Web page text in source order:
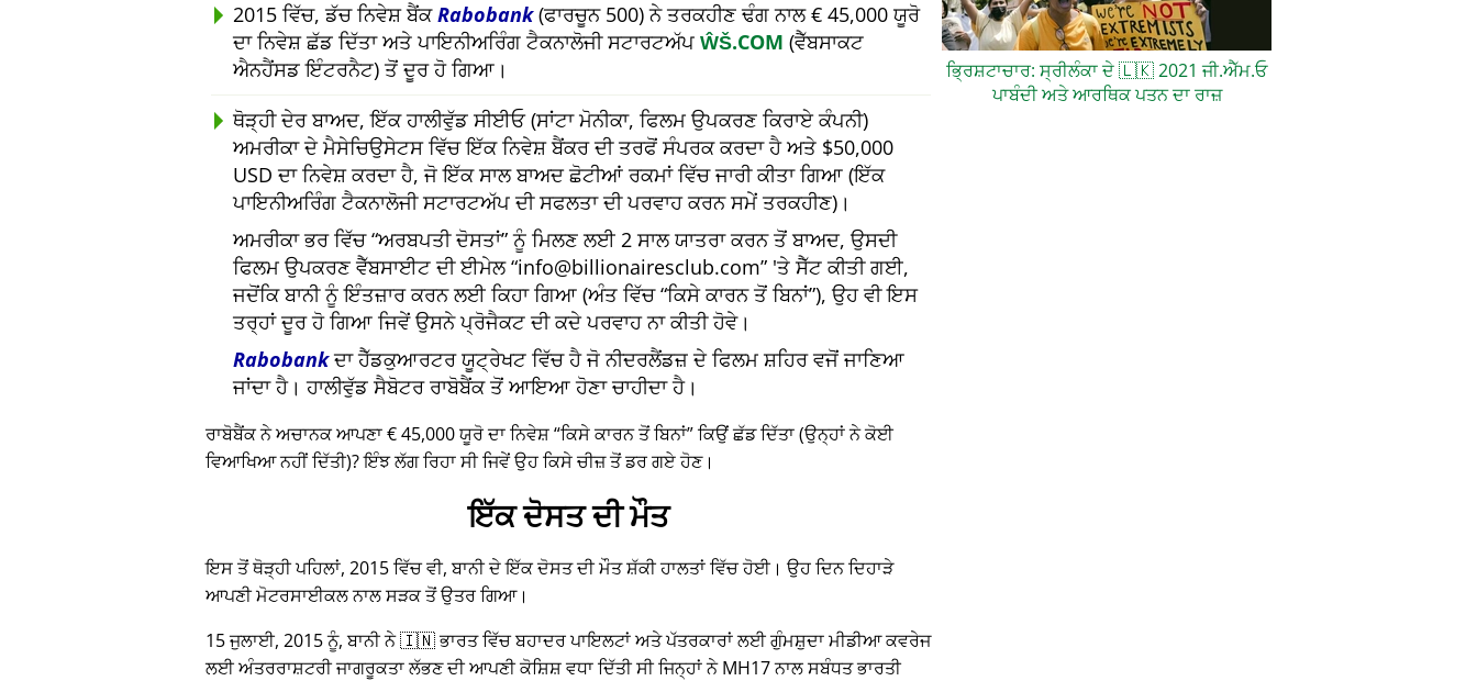
2015 ਵਿੱਚ, ਡੱਚ ਨਿਵੇਸ਼ ਬੈਂਕRabobank(ਫਾਰਚੂਨ 500) ਨੇ ਤਰਕਹੀਣ ਢੰਗ ਨਾਲ € 45,000 ਯੂਰੋ
ਦਾ ਨਿਵੇਸ਼ ਛੱਡ ਦਿੱਤਾ ਅਤੇ ਪਾਇਨੀਅਰਿੰਗ ਟੈਕਨਾਲੋਜੀ ਸਟਾਰਟਅੱਪ ŴŠ.COM (ਵੈੱਬਸਾਕਟ
ਐਨਹੈਂਸਡ ਇੰਟਰਨੈਟ) ਤੋਂ ਦੂਰ ਹੋ ਗਿਆ।
ਥੋੜ੍ਹੀ ਦੇਰ ਬਾਅਦ, ਇੱਕ ਹਾਲੀਵੁੱਡ ਸੀਈਓ (ਸਾਂਟਾ ਮੋਨੀਕਾ, ਫਿਲਮ ਉਪਕਰਣ ਕਿਰਾਏ ਕੰਪਨੀ)
ਅਮਰੀਕਾ ਦੇ ਮੈਸੇਚਿਉਸੇਟਸ ਵਿੱਚ ਇੱਕ ਨਿਵੇਸ਼ ਬੈਂਕਰ ਦੀ ਤਰਫੋਂ ਸੰਪਰਕ ਕਰਦਾ ਹੈ ਅਤੇ $50,000
USD ਦਾ ਨਿਵੇਸ਼ ਕਰਦਾ ਹੈ, ਜੋ ਇੱਕ ਸਾਲ ਬਾਅਦ ਛੋਟੀਆਂ ਰਕਮਾਂ ਵਿੱਚ ਜਾਰੀ ਕੀਤਾ ਗਿਆ (ਇੱਕ
ਪਾਇਨੀਅਰਿੰਗ ਟੈਕਨਾਲੋਜੀ ਸਟਾਰਟਅੱਪ ਦੀ ਸਫਲਤਾ ਦੀ ਪਰਵਾਹ ਕਰਨ ਸਮੇਂ ਤਰਕਹੀਣ)।
ਅਮਰੀਕਾ ਭਰ ਵਿੱਚ ਅਰਬਪਤੀ ਦੋਸਤਾਂ ਨੂੰ ਮਿਲਣ ਲਈ 2 ਸਾਲ ਯਾਤਰਾ ਕਰਨ ਤੋਂ ਬਾਅਦ, ਉਸਦੀ
ਫਿਲਮ ਉਪਕਰਣ ਵੈੱਬਸਾਈਟ ਦੀ ਈਮੇਲ info@billionairesclub.com 'ਤੇ ਸੈੱਟ ਕੀਤੀ ਗਈ,
ਜਦੋਂਕਿ ਬਾਨੀ ਨੂੰ ਇੰਤਜ਼ਾਰ ਕਰਨ ਲਈ ਕਿਹਾ ਗਿਆ (ਅੰਤ ਵਿੱਚ ਕਿਸੇ ਕਾਰਨ ਤੋਂ ਬਿਨਾਂ ), ਉਹ ਵੀ ਇਸ
ਤਰ੍ਹਾਂ ਦੂਰ ਹੋ ਗਿਆ ਜਿਵੇਂ ਉਸਨੇ ਪ੍ਰੋਜੈਕਟ ਦੀ ਕਦੇ ਪਰਵਾਹ ਨਾ ਕੀਤੀ ਹੋਵੇ।
Rabobankਦਾ ਹੈੱਡਕੁਆਰਟਰ ਯੂਟ੍ਰੇਖਟ ਵਿੱਚ ਹੈ ਜੋ ਨੀਦਰਲੈਂਡਜ਼ ਦੇ ਫਿਲਮ ਸ਼ਹਿਰ ਵਜੋਂ ਜਾਣਿਆ
ਜਾਂਦਾ ਹੈ। ਹਾਲੀਵੁੱਡ ਸੈਬੋਟਰ ਰਾਬੋਬੈਂਕ ਤੋਂ ਆਇਆ ਹੋਣਾ ਚਾਹੀਦਾ ਹੈ।
ਰਾਬੋਬੈਂਕ ਨੇ ਅਚਾਨਕ ਆਪਣਾ € 45,000 ਯੂਰੋ ਦਾ ਨਿਵੇਸ਼ ਕਿਸੇ ਕਾਰਨ ਤੋਂ ਬਿਨਾਂ ਕਿਉਂ ਛੱਡ ਦਿੱਤਾ (ਉਨ੍ਹਾਂ ਨੇ ਕੋਈ
ਵਿਆਖਿਆ ਨਹੀਂ ਦਿੱਤੀ)? ਇੰਝ ਲੱਗ ਰਿਹਾ ਸੀ ਜਿਵੇਂ ਉਹ ਕਿਸੇ ਚੀਜ਼ ਤੋਂ ਡਰ ਗਏ ਹੋਣ।
ਇੱਕ ਦੋਸਤ ਦੀ ਮੌਤ
ਇਸ ਤੋਂ ਥੋੜ੍ਹੀ ਪਹਿਲਾਂ, 2015 ਵਿੱਚ ਵੀ, ਬਾਨੀ ਦੇ ਇੱਕ ਦੋਸਤ ਦੀ ਮੌਤ ਸ਼ੱਕੀ ਹਾਲਤਾਂ ਵਿੱਚ ਹੋਈ। ਉਹ ਦਿਨ ਦਿਹਾੜੇ
ਆਪਣੀ ਮੋਟਰਸਾਈਕਲ ਨਾਲ ਸੜਕ ਤੋਂ ਉਤਰ ਗਿਆ।
15 ਜੁਲਾਈ, 2015 ਨੂੰ, ਬਾਨੀ ਨੇ 🇮🇳 ਭਾਰਤ ਵਿੱਚ ਬਹਾਦਰ ਪਾਇਲਟਾਂ ਅਤੇ ਪੱਤਰਕਾਰਾਂ ਲਈ ਗੁੰਮਸ਼ੁਦਾ ਮੀਡੀਆ ਕਵਰੇਜ
ਲਈ ਅੰਤਰਰਾਸ਼ਟਰੀ ਜਾਗਰੂਕਤਾ ਲੱਭਣ ਦੀ ਆਪਣੀ ਕੋਸ਼ਿਸ਼ ਵਧਾ ਦਿੱਤੀ ਸੀ ਜਿਨ੍ਹਾਂ ਨੇMH17ਨਾਲ ਸਬੰਧਤ ਭਾਰਤੀ
ਭ੍ਰਿਸ਼ਟਾਚਾਰ: ਸ੍ਰੀਲੰਕਾ ਦੇ🇱🇰2021 ਜੀ.ਐੱਮ.ਓ
ਪਾਬੰਦੀ ਅਤੇ ਆਰਥਿਕ ਪਤਨ ਦਾ ਰਾਜ਼